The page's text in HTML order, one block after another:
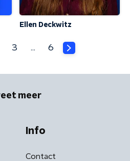
Ellen Deckwitz
3 … 6
meer
Info
Contact